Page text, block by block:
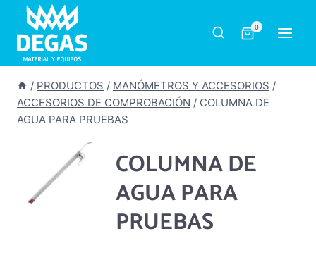
Saltar
contenido
0
/ PRODUCTOS / MANÓMETROS Y ACCESORIOS /
ACCESORIOS DE COMPROBACIÓN / COLUMNA DE
AGUA PARA PRUEBAS
COLUMNA DE
AGUA PARA
PRUEBAS